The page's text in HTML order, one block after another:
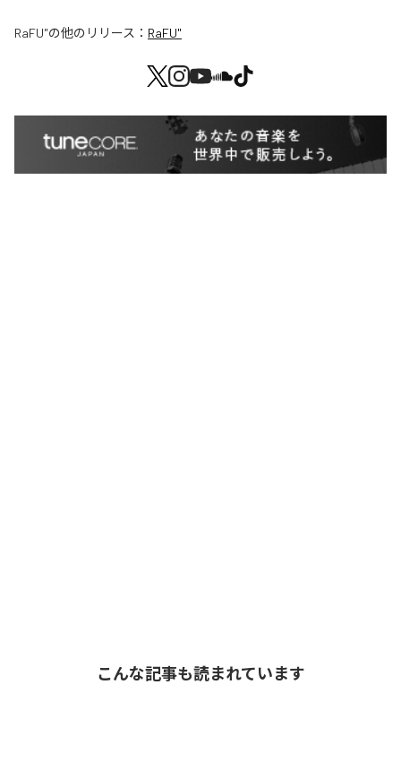
RaFU"の他のリリース： RaFU"
こんな記事も読まれています